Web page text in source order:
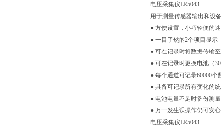
电压采集仪LR5043
用于测量传感器输出和设
● 方便设置，小巧轻便的
● 一目了然的2个项目显示
● 可在记录时将数据传输
● 可在记录时更换电池（
● 每个通道可记录60000个
● 具备可记录所有变化的
● 电池电量不足时备份测
● 万一发生误操作仍可安
电压采集仪LR5043